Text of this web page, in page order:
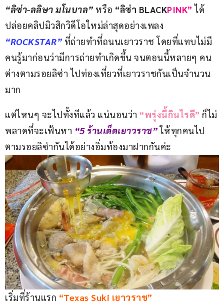
“ลิซ่า-ลลิษา มโนบาล” หรือ “ลิซ่า BLACKPINK” ได้
ปล่อยคลิปมิวสิกวิดีโอใหม่ล่าสุดอย่างเพลง
“ROCKSTAR” ที่ถ่ายทำที่ถนนเยาวราช โดยที่แทบไม่มี
คนรู้มาก่อนว่ามีการถ่ายทำเกิดขึ้น จนตอนนี้หลายๆ คน
ต่างตามรอยลิซ่า ไปท่องเที่ยวที่เยาวราชกันเป็นจำนวน
มาก
แต่ไหนๆ จะไปทั้งทีแล้ว แน่นอนว่า “พรุ่งนี้กินไรดี” ก็ไม่
พลาดที่จะเฟ้นหา “5 ร้านเด็ดเยาวราช” ให้ทุกคนไป
ตามรอยลิซ่ากันได้อย่างอิ่มท้องมาฝากกันค่ะ
เริ่มที่ร้านแรก “Texas Suki เยาวราช”